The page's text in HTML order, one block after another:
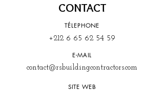
TÉLEPHONE
+212 6 65 62 54 59
E-MAIL
contact@rsbuildingcontractors.com
SITE WEB
CONTACT